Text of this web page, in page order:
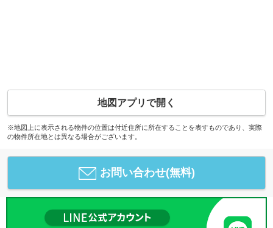
地図アプリで開く
※地図上に表示される物件の位置は付近住所に所在することを表すものであり、実際
の物件所在地とは異なる場合がございます。
お問い合わせ(無料)